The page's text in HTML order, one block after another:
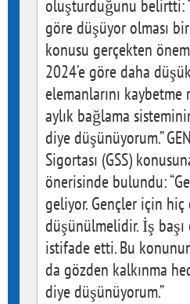
oluşturduğunu belirtti:
göre düşüyor olması
konusu gerçekten
2024’e göre daha
elemanlarını
aylık bağlama
diye düşünüyorum.”
Sigortası (GSS)
önerisinde bulundu:
geliyor. Gençler için
düşünülmelidir. İş
istifade etti. Bu
da gözden kalkınma
diye düşünüyorum.”